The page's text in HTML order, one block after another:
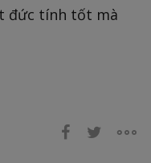
đức tính tốt mà